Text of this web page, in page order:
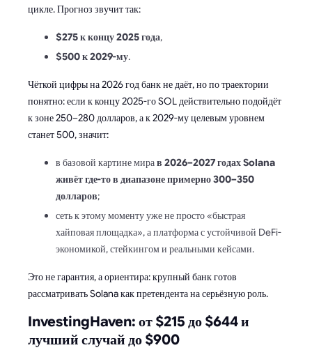
цикле. Прогноз звучит так:
$275 к концу 2025 года,
$500 к 2029-му.
Чёткой цифры на 2026 год банк не даёт, но по траектории
понятно: если к концу 2025-го SOL действительно подойдёт
к зоне 250–280 долларов, а к 2029-му целевым уровнем
станет 500, значит:
в базовой картине мирав 2026–2027 годах Solana
живёт где-то в диапазоне примерно 300–350
долларов;
сеть к этому моменту уже не просто «быстрая
хайповая площадка», а платформа с устойчивой DeFi-
экономикой, стейкингом и реальными кейсами.
Это не гарантия, а ориентира: крупный банк готов
рассматривать Solana как претендента на серьёзную роль.
InvestingHaven: от $215 до $644 и
лучший случай до $900